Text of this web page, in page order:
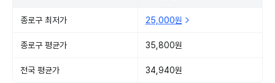
종로구 최저가 25,000원
종로구 평균가 35,800원
전국 평균가 34,940원